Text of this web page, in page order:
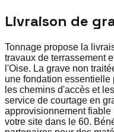
Livraison de
Tonnage propose la
travaux de terrassement
l'Oise. La grave non
une fondation essentielle
les chemins d'accès et
service de courtage en
approvisionnement
votre site dans le 60.